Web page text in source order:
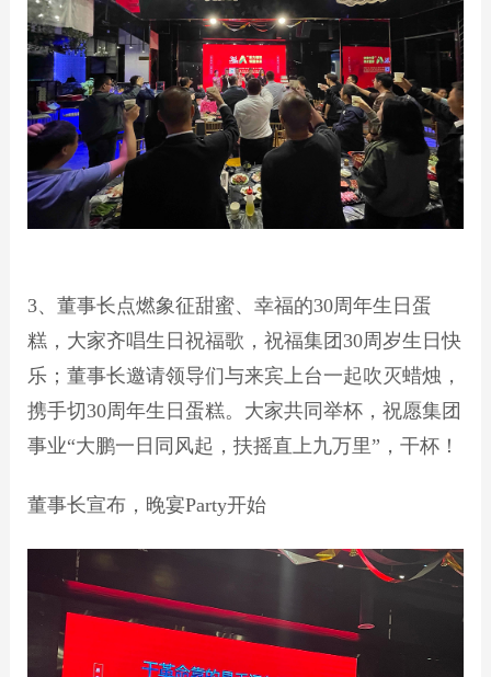
3、董事长点燃象征甜蜜、幸福的30周年生日蛋
糕，大家齐唱生日祝福歌，祝福集团30周岁生日快
乐；董事长邀请领导们与来宾上台一起吹灭蜡烛，
携手切30周年生日蛋糕。大家共同举杯，祝愿集团
事业“大鹏一日同风起，扶摇直上九万里”，干杯！
董事长宣布，晚宴Party开始